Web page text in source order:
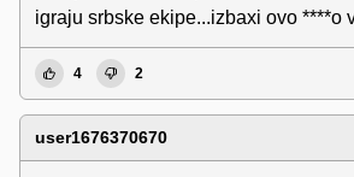
igraju srbske ekipe...izbaxi ovo ****o
4 2
user1676370670